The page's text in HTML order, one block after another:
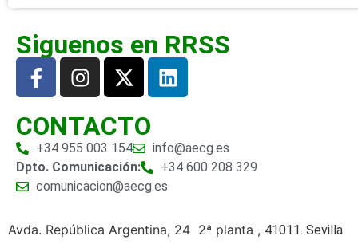
Siguenos en RRSS
CONTACTO
+34 955 003 154
info@aecg.es
Dpto. Comunicación:
+34 600 208 329
comunicacion@aecg.es
Avda. República Argentina, 24 2ª planta , 41011. Sevilla